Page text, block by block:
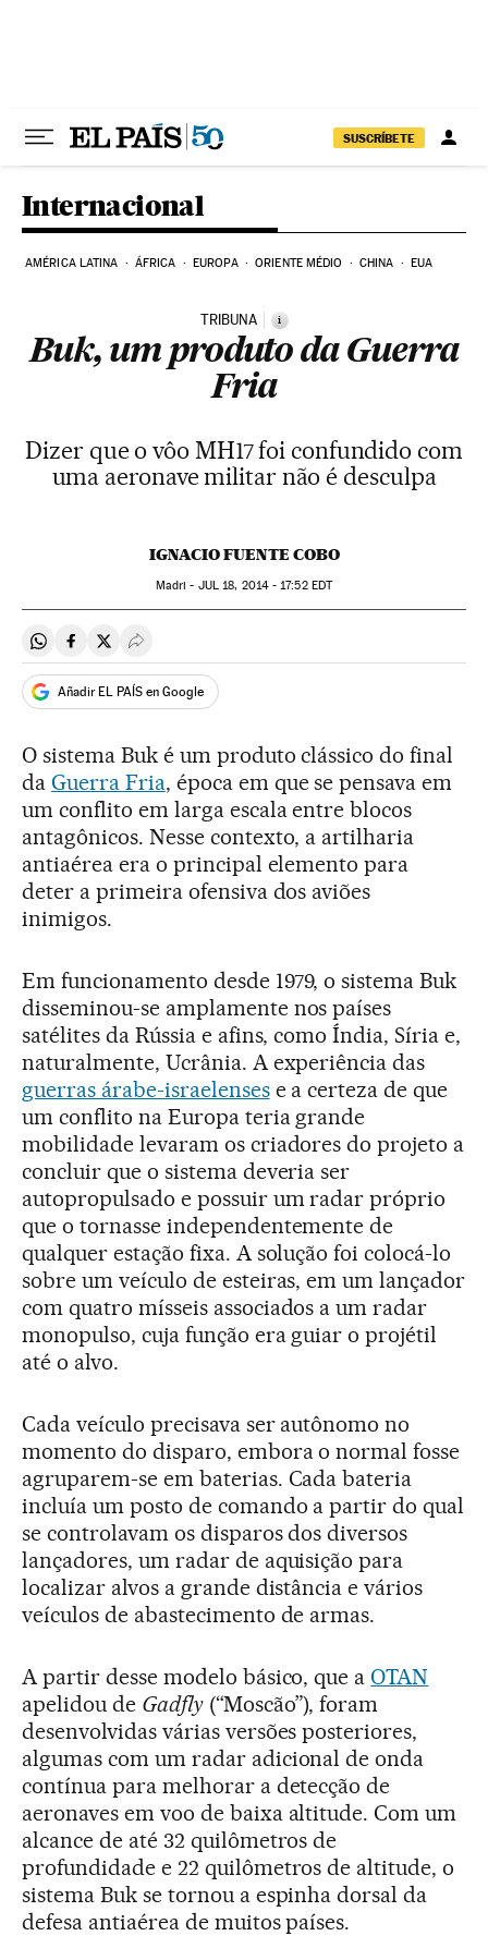
SUSCRÍBETE
Internacional
AMÉRICA LATINA ÁFRICA EUROPA ORIENTE MÉDIO CHINA EUA
TRIBUNA i
Buk, um produto da Guerra
Fria
Dizer que o vôo MH17 foi confundido com
uma aeronave militar não é desculpa
IGNACIO FUENTE COBO
Madri - JUL 18, 2014 - 17:52EDT
Compartir en Whatsapp
Compartir en Facebook
Compartir en Twitter
Desplegar Redes Sociales
Añadir EL PAÍS en Google
O sistema Buk é um produto clássico do final
da Guerra Fria, época em que se pensava em
um conflito em larga escala entre blocos
antagônicos. Nesse contexto, a artilharia
antiaérea era o principal elemento para
deter a primeira ofensiva dos aviões
inimigos.
Em funcionamento desde 1979, o sistema Buk
disseminou-se amplamente nos países
satélites da Rússia e afins, como Índia, Síria e,
naturalmente, Ucrânia. A experiência das
guerras árabe-israelensese a certeza de que
um conflito na Europa teria grande
mobilidade levaram os criadores do projeto a
concluir que o sistema deveria ser
autopropulsado e possuir um radar próprio
que o tornasse independentemente de
qualquer estação fixa. A solução foi colocá-lo
sobre um veículo de esteiras, em um lançador
com quatro mísseis associados a um radar
monopulso, cuja função era guiar o projétil
até o alvo.
Cada veículo precisava ser autônomo no
momento do disparo, embora o normal fosse
agruparem-se em baterias. Cada bateria
incluía um posto de comando a partir do qual
se controlavam os disparos dos diversos
lançadores, um radar de aquisição para
localizar alvos a grande distância e vários
veículos de abastecimento de armas.
A partir desse modelo básico, que a OTAN
apelidou de Gadfly(“Moscão”), foram
desenvolvidas várias versões posteriores,
algumas com um radar adicional de onda
contínua para melhorar a detecção de
aeronaves em voo de baixa altitude. Com um
alcance de até 32 quilômetros de
profundidade e 22 quilômetros de altitude, o
sistema Buk se tornou a espinha dorsal da
defesa antiaérea de muitos países.